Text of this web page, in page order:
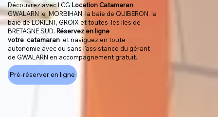
Pré-réserver en ligne
Découvrez avec LCG Location Catamaran
GWALARN le MORBIHAN, la baie de QUIBERON, la
baie de LORIENT, GROIX et toutes les Iles de
BRETAGNE SUD. Réservez en ligne
votre catamaranet naviguez en toute
autonomie avec ou sans l'assistance du gérant
de GWALARN en accompagnement gratuit.